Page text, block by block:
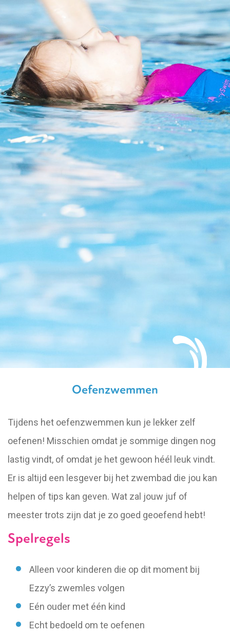
Oefenzwemmen
Tijdens het oefenzwemmen kun je lekker zelf
oefenen! Misschien omdat je sommige dingen nog
lastig vindt, of omdat je het gewoon héél leuk vindt.
Er is altijd een lesgever bij het zwembad die jou kan
helpen of tips kan geven. Wat zal jouw juf of
meester trots zijn dat je zo goed geoefend hebt!
Spelregels
Alleen voor kinderen die op dit moment bij
Ezzy’s zwemles volgen
Eén ouder met één kind
Echt bedoeld om te oefenen